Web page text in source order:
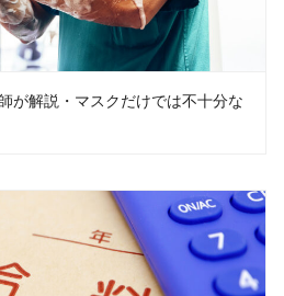
が解説・マスクだけでは不十分な